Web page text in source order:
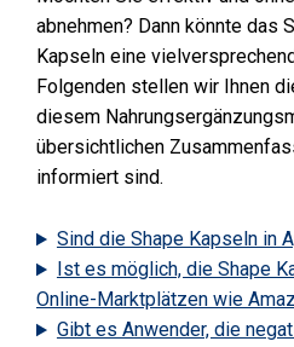
abnehmen? Dann könnte das
Kapseln eine
Folgenden stellen wir Ihnen
diesem
übersichtlichen
informiert sind.
Sind die Shape Kapseln in
Ist es möglich, die Shape
Online-Marktplätzen wie
Gibt es Anwender, die